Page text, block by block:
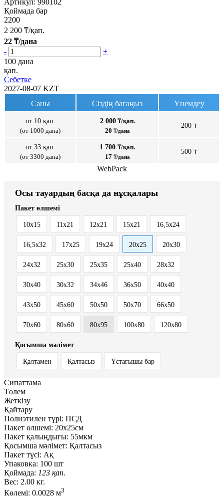
Қоймада бар
2200
2 200 ₸/қап.
22 ₸/дана
-
+
100 дана
қап.
Себетке
2027-08-07 KZT
Саны
Сіздің бағаңыз Үнемдеу
от 10 қап.
(от 1000 дана)
2 000₸/қап.
20 ₸/дана
200 ₸
от 33 қап.
(от 3300 дана)
1 700 ₸/қап.
17 ₸/дана
500 ₸
WebPack
Осы тауардың басқа да нұсқалары
Пакет өлшемі
10x15 11x21 12x21 15x21 16,5х24
16,5х32 17x25 19х24 20x25 20x30
24х32 25x30 25x35 25x40 28х32
30x40 30х32 34х46 36х50 40x40
43х50 45x60 50x50 50x70 66х50
70x60 80х60 80х95 100х80 120х80
Қосымша мәлімет
Қалтамен Қалтасыз Ұстағышы бар
Сипаттама
Төлем
Жеткізу
Қайтару
Полиэтилен түрі: ПСД
Пакет өлшемі: 20x25см
Пакет қалыңдығы: 55мкм
Қосымша мәлімет: Қалтасыз
Пакет түсі: Ақ
Упаковка: 100 шт
Қоймада: 123 қап.
Вес: 2.00 кг.
Көлемі: 0.0028 м3